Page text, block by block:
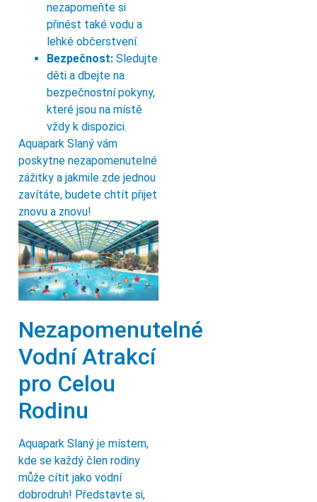
nezapomeňte si
přinést také vodu a
lehké občerstvení.
Bezpečnost: Sledujte
děti a dbejte na
bezpečnostní pokyny,
které jsou na místě
vždy k dispozici.
Aquapark Slaný vám
poskytne nezapomenutelné
zážitky a jakmile zde jednou
zavítáte, budete chtít přijet
znovu a znovu!
Nezapomenutelné
Vodní Atrakcí
pro Celou
Rodinu
Aquapark Slaný je místem,
kde se každý člen rodiny
může cítit jako vodní
dobrodruh! Představte si,